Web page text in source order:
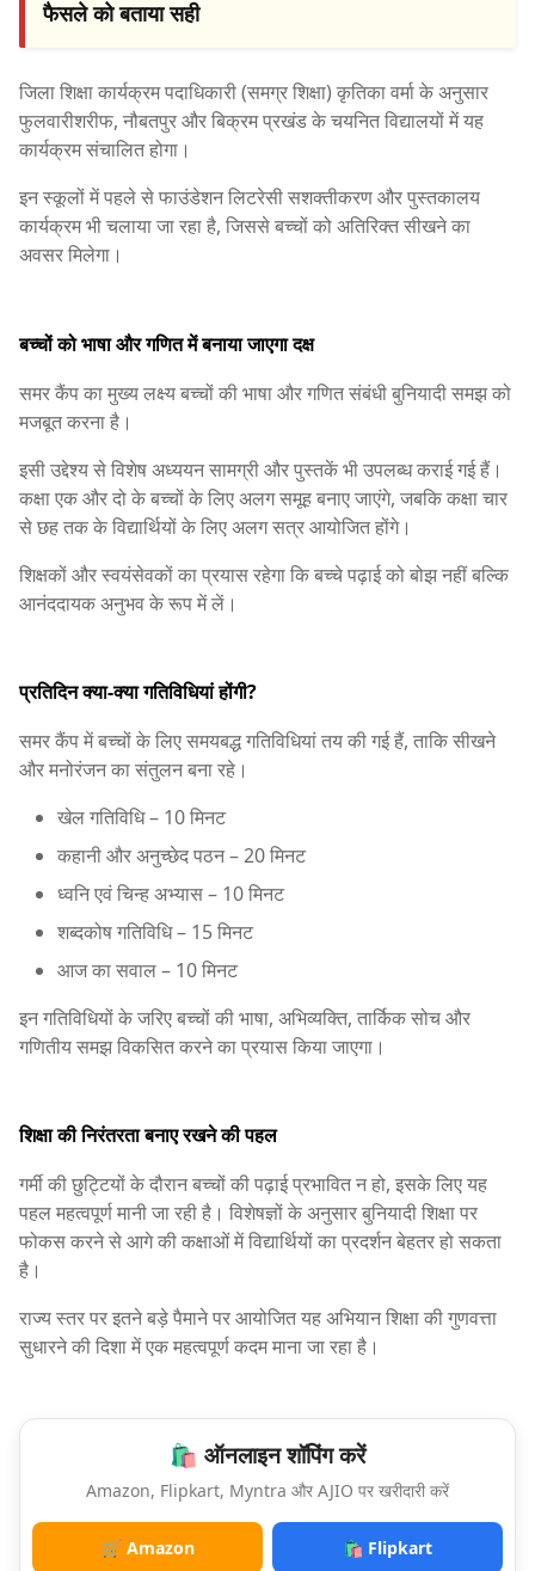
फैसले को बताया सही
जिला शिक्षा कार्यक्रम पदाधिकारी (समग्र शिक्षा) कृतिका वर्मा के अनुसार
फुलवारीशरीफ, नौबतपुर और बिक्रम प्रखंड के चयनित विद्यालयों में यह
कार्यक्रम संचालित होगा।
इन स्कूलों में पहले से फाउंडेशन लिटरेसी सशक्तीकरण और पुस्तकालय
कार्यक्रम भी चलाया जा रहा है, जिससे बच्चों को अतिरिक्त सीखने का
अवसर मिलेगा।
बच्चों को भाषा और गणित में बनाया जाएगा दक्ष
समर कैंप का मुख्य लक्ष्य बच्चों की भाषा और गणित संबंधी बुनियादी समझ को
मजबूत करना है।
इसी उद्देश्य से विशेष अध्ययन सामग्री और पुस्तकें भी उपलब्ध कराई गई हैं।
कक्षा एक और दो के बच्चों के लिए अलग समूह बनाए जाएंगे, जबकि कक्षा चार
से छह तक के विद्यार्थियों के लिए अलग सत्र आयोजित होंगे।
शिक्षकों और स्वयंसेवकों का प्रयास रहेगा कि बच्चे पढ़ाई को बोझ नहीं बल्कि
आनंददायक अनुभव के रूप में लें।
प्रतिदिन क्या-क्या गतिविधियां होंगी?
समर कैंप में बच्चों के लिए समयबद्ध गतिविधियां तय की गई हैं, ताकि सीखने
और मनोरंजन का संतुलन बना रहे।
खेल गतिविधि – 10 मिनट
कहानी और अनुच्छेद पठन – 20 मिनट
ध्वनि एवं चिन्ह अभ्यास – 10 मिनट
शब्दकोष गतिविधि – 15 मिनट
आज का सवाल – 10 मिनट
इन गतिविधियों के जरिए बच्चों की भाषा, अभिव्यक्ति, तार्किक सोच और
गणितीय समझ विकसित करने का प्रयास किया जाएगा।
शिक्षा की निरंतरता बनाए रखने की पहल
गर्मी की छुट्टियों के दौरान बच्चों की पढ़ाई प्रभावित न हो, इसके लिए यह
पहल महत्वपूर्ण मानी जा रही है। विशेषज्ञों के अनुसार बुनियादी शिक्षा पर
फोकस करने से आगे की कक्षाओं में विद्यार्थियों का प्रदर्शन बेहतर हो सकता
है।
राज्य स्तर पर इतने बड़े पैमाने पर आयोजित यह अभियान शिक्षा की गुणवत्ता
सुधारने की दिशा में एक महत्वपूर्ण कदम माना जा रहा है।
🛍️ ऑनलाइन शॉपिंग करें
Amazon, Flipkart, Myntra और AJIO पर खरीदारी करें
🛒 Amazon 🛍️ Flipkart